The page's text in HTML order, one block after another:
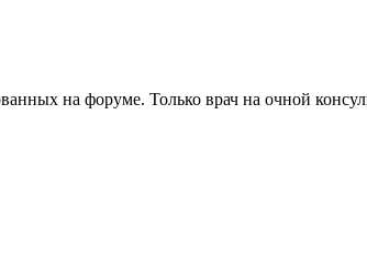
на форуме. Только врач на очной